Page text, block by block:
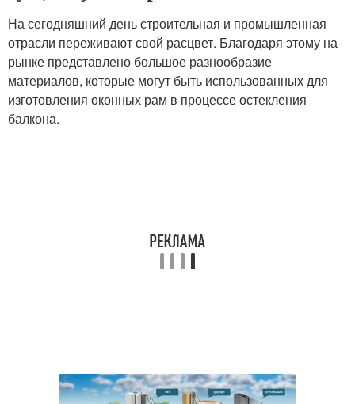
На сегодняшний день строительная и промышленная
отрасли переживают свой расцвет. Благодаря этому на
рынке представлено большое разнообразие
материалов, которые могут быть использованных для
изготовления оконных рам в процессе остекления
балкона.